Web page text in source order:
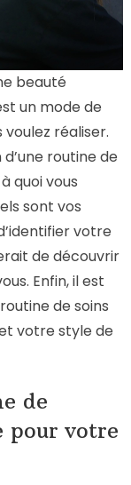
beauté
un mode de
réaliser.
routine de
quoi vous
sont vos
votre
de découvrir
Enfin, il est
de soins
votre style de
de
pour votre